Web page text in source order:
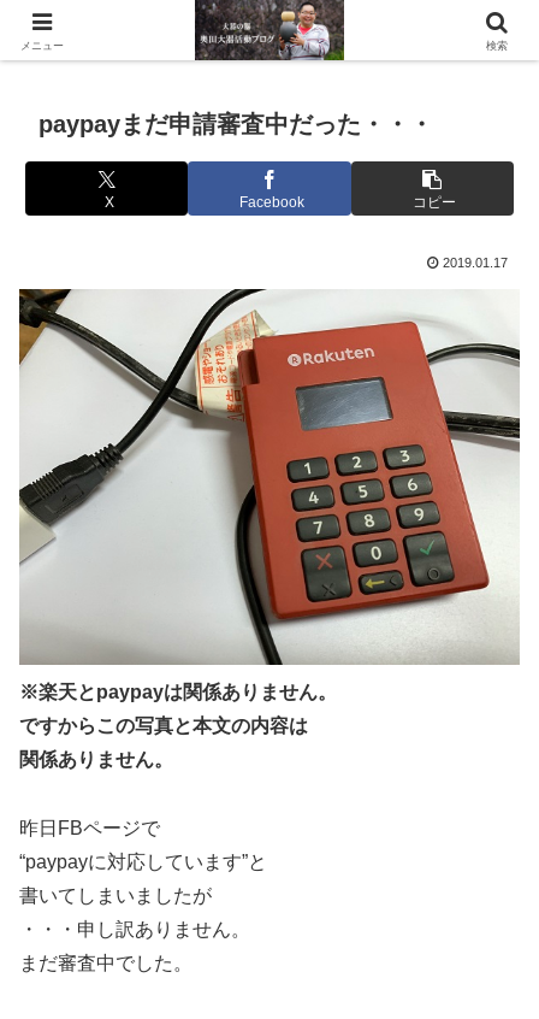
滋賀県の信楽で水琴窟や水鉢などの陶器を作っています。
paypayまだ申請審査中だった・・・
X Facebook コピー
2019.01.17
※楽天とpaypayは関係ありません。
ですからこの写真と本文の内容は
関係ありません。
昨日FBページで
“paypayに対応しています”と
書いてしまいましたが
・・・申し訳ありません。
まだ審査中でした。
メニュー 検索